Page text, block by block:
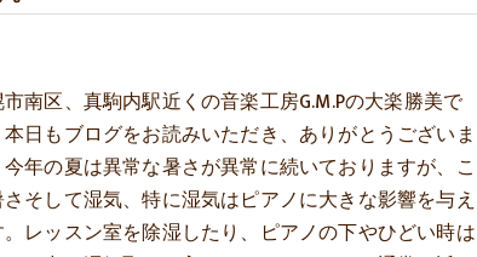
南区、真駒内駅近くの音楽工房G.M.Pの大楽勝美で
日もブログをお読みいただき、ありがとうございま
年の夏は異常な暑さが異常に続いておりますが、こ
そして湿気、特に湿気はピアノに大きな影響を与え
。レッスン室を除湿したり、ピアノの下やひどい時は